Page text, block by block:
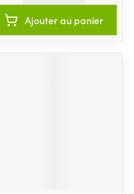
Ajouter au panier